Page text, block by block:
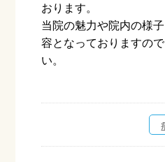
おります。
当院の魅力や院内の様
容となっておりますの
い。